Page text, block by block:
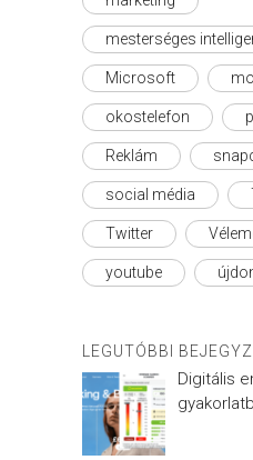
mesterséges
Microsoft
okostelefon
Reklám
social média
Twitter
youtube
LEGUTÓBBI
Digitális